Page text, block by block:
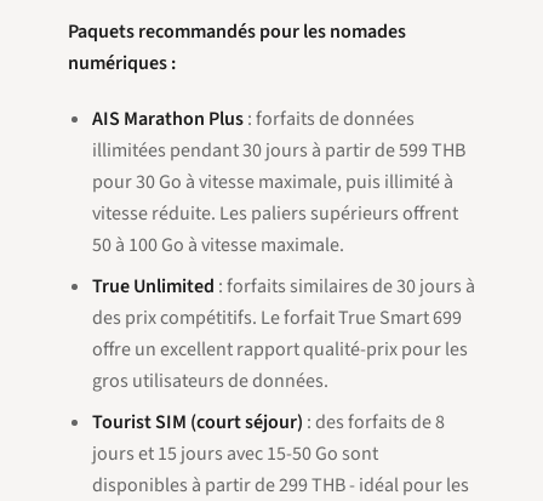
Paquets recommandés pour les nomades
numériques :
AIS Marathon Plus: forfaits de données
illimitées pendant 30 jours à partir de 599 THB
pour 30 Go à vitesse maximale, puis illimité à
vitesse réduite. Les paliers supérieurs offrent
50 à 100 Go à vitesse maximale.
True Unlimited : forfaits similaires de 30 jours à
des prix compétitifs. Le forfait True Smart 699
offre un excellent rapport qualité-prix pour les
gros utilisateurs de données.
Tourist SIM (court séjour) : des forfaits de 8
jours et 15 jours avec 15-50 Go sont
disponibles à partir de 299 THB - idéal pour les